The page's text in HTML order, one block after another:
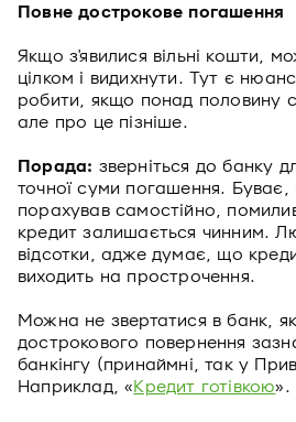
Повне дострокове погашення
Якщо з'явилися вільні кошти,
цілком і видихнути. Тут є
робити, якщо понад половину
але про це пізніше.
Порада: зверніться до банку
точної суми погашення. Буває,
порахував самостійно,
кредит залишається чинним.
відсотки, адже думає, що
виходить на прострочення.
Можна не звертатися в банк,
дострокового повернення
банкінгу (принаймні, так у
Наприклад, «Кредит готівкою».